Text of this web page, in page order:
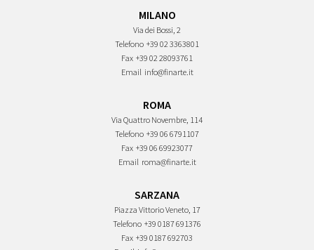
MILANO
Via dei Bossi, 2
Telefono +39 02 3363801
Fax +39 02 28093761
Email info@finarte.it
ROMA
Via Quattro Novembre, 114
Telefono +39 06 6791107
Fax +39 06 69923077
Email roma@finarte.it
SARZANA
Piazza Vittorio Veneto, 17
Telefono +39 0187 691376
Fax +39 0187 692703